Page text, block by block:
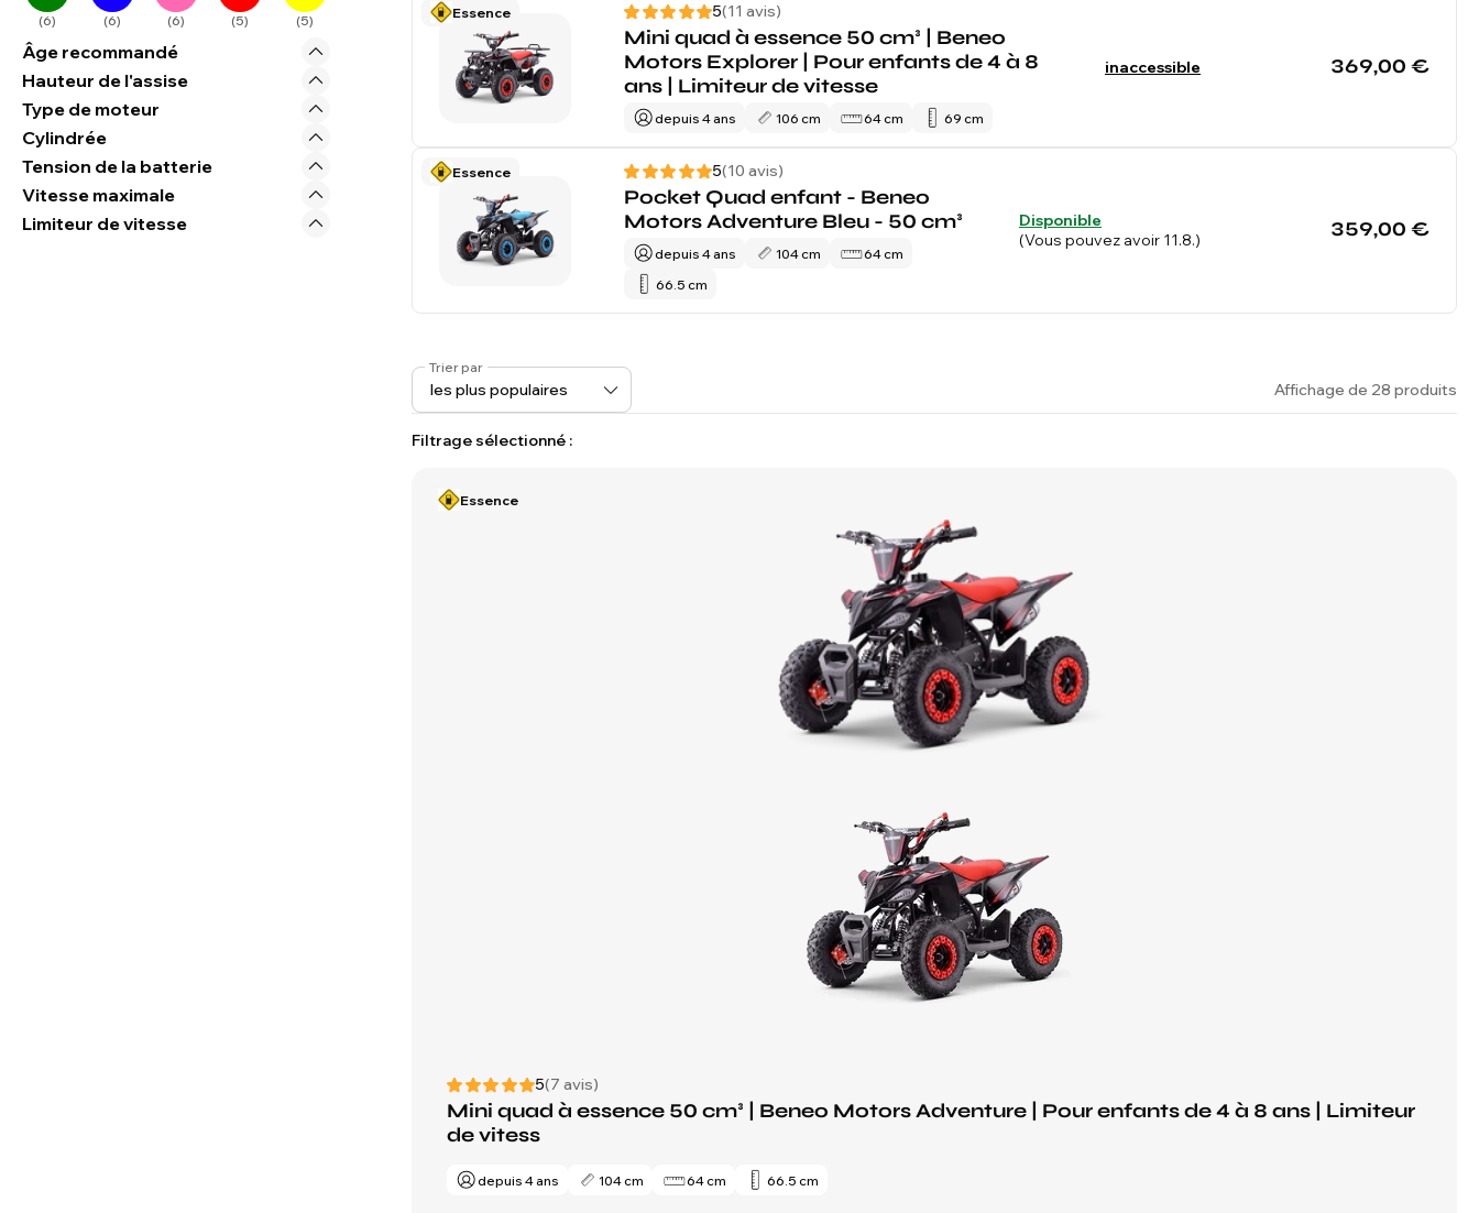
(6) (6) (6) (5) (5)
Âge recommandé
Hauteur de l'assise
Type de moteur
Cylindrée
Tension de la batterie
Vitesse maximale
Limiteur de vitesse
Essence 5(11 avis)
Mini quad à essence 50 cm³ | Beneo
Motors Explorer | Pour enfants de 4 à 8
ans | Limiteur de vitesse
depuis 4 ans 106 cm 64 cm 69 cm
369,00 €
inaccessible
Essence 5(10 avis)
Pocket Quad enfant - Beneo
Motors Adventure Bleu - 50 cm³
depuis 4 ans 104 cm
64 cm
66.5 cm
359,00 €
Disponible
(Vous pouvez avoir 11.8.)
Trier par
Affichage de 28 produits
Filtrage sélectionné :
Essence
5(7 avis)
Mini quad à essence 50 cm³ | Beneo Motors Adventure | Pour enfants de 4 à 8 ans | Limiteur
de vitess
depuis 4 ans 104 cm 64 cm 66.5 cm